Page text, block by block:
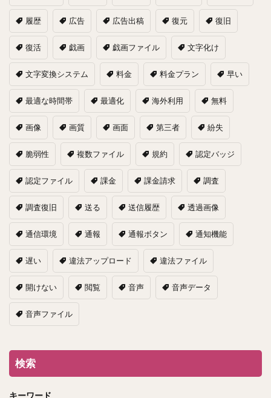
履歴 広告 広告出稿 復元 復旧
復活 戯画 戯画ファイル 文字化け
文字変換システム 料金 料金プラン 早い
最適な時間帯 最適化 海外利用 無料
画像 画質 画面 第三者 紛失
脆弱性 複数ファイル 規約 認定バッジ
認定ファイル 課金 課金請求 調査
調査復旧 送る 送信履歴 透過画像
通信環境 通報 通報ボタン 通知機能
遅い 違法アップロード 違法ファイル
開けない 閲覧 音声 音声データ
音声ファイル
検索
キーワード